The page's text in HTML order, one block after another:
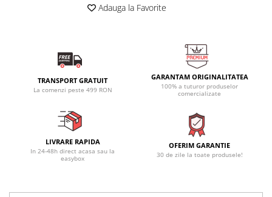
Adauga la Favorite
TRANSPORT GRATUIT
La comenzi peste 499 RON
GARANTAM ORIGINALITATEA
100% a tuturor produselor
comercializate
LIVRARE RAPIDA
In 24-48h direct acasa sau la
easybox
OFERIM GARANTIE
30 de zile la toate produsele!